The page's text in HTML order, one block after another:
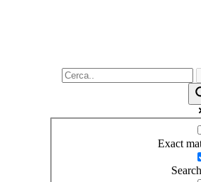
Exact